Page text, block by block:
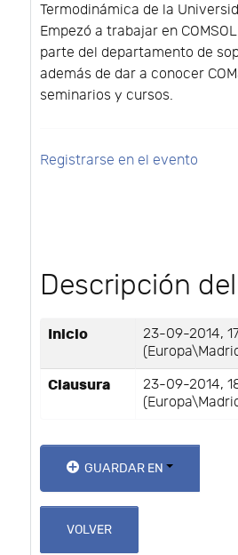
Termodinámica de la
Empezó a trabajar en
parte del departamento de
además de dar a conocer
seminarios y cursos.
Registrarse en el evento
Descripción
Inicio
23-09-2014,
Clausura
23-09-2014,
GUARDAR EN
VOLVER